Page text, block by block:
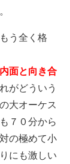
う全く格
面と向き合
れがどういう
大オーケス
７０分から
の極めて小
にも激しい